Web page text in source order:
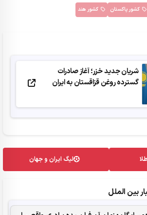
کشور پاکستان کشور هند
شریان جدید خزر؛ آغاز صادرات
گسترده روغن قزاقستان به ایران
لیگ ایران و جهان
بین الملل